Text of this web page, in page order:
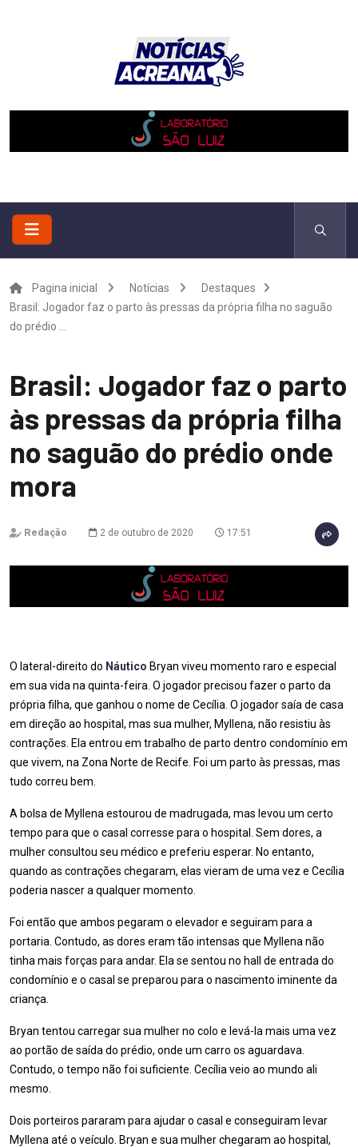
Pagina inicial Notícias
Destaques
Brasil: Jogador faz o parto às pressas da própria filha no saguão
do prédio ...
Brasil: Jogador faz o parto
às pressas da própria filha
no saguão do prédio onde
mora
Redação 2 de outubro de 2020 17:51
O lateral-direito do Náutico Bryan viveu momento raro e especial
em sua vida na quinta-feira. O jogador precisou fazer o parto da
própria filha, que ganhou o nome de Cecília. O jogador saía de casa
em direção ao hospital, mas sua mulher, Myllena, não resistiu às
contrações. Ela entrou em trabalho de parto dentro condomínio em
que vivem, na Zona Norte de Recife. Foi um parto às pressas, mas
tudo correu bem.
A bolsa de Myllena estourou de madrugada, mas levou um certo
tempo para que o casal corresse para o hospital. Sem dores, a
mulher consultou seu médico e preferiu esperar. No entanto,
quando as contrações chegaram, elas vieram de uma vez e Cecília
poderia nascer a qualquer momento.
Foi então que ambos pegaram o elevador e seguiram para a
portaria. Contudo, as dores eram tão intensas que Myllena não
tinha mais forças para andar. Ela se sentou no hall de entrada do
condomínio e o casal se preparou para o nascimento iminente da
criança.
Bryan tentou carregar sua mulher no colo e levá-la mais uma vez
ao portão de saída do prédio, onde um carro os aguardava.
Contudo, o tempo não foi suficiente. Cecília veio ao mundo ali
mesmo.
Dois porteiros pararam para ajudar o casal e conseguiram levar
Myllena até o veículo. Bryan e sua mulher chegaram ao hospital,